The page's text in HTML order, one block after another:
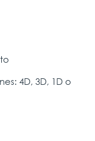
4D, 3D, 1D o